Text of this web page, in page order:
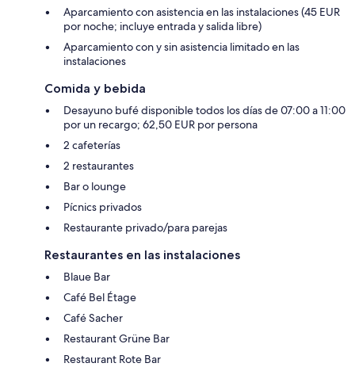
Aparcamiento con asistencia en las instalaciones (45 EUR
por noche; incluye entrada y salida libre)
Aparcamiento con y sin asistencia limitado en las
instalaciones
Comida y bebida
Desayuno bufé disponible todos los días de 07:00 a 11:00
por un recargo; 62,50 EUR por persona
2 cafeterías
2 restaurantes
Bar o lounge
Pícnics privados
Restaurante privado/para parejas
Restaurantes en las instalaciones
Blaue Bar
Café Bel Étage
Café Sacher
Restaurant Grüne Bar
Restaurant Rote Bar